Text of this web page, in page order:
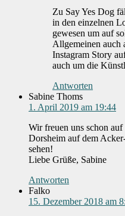
Zu Say Yes Dog
in den einzelnen
gewesen um auf
Allgemeinen auch
Instagram Story
auch um die
Antworten
Sabine Thoms
1. April 2019 am 19:44
Wir freuen uns schon
Dorsheim auf dem
sehen!
Liebe Grüße, Sabine
Antworten
Falko
15. Dezember 2018 am